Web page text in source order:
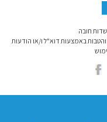
חובה
באמצעות דוא"ל ו/או הודעות